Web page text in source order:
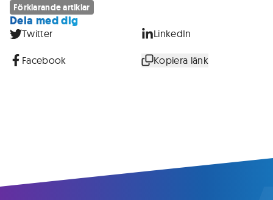
Förklarande artiklar
Dela med dig
Twitter LinkedIn
Facebook Kopiera länk